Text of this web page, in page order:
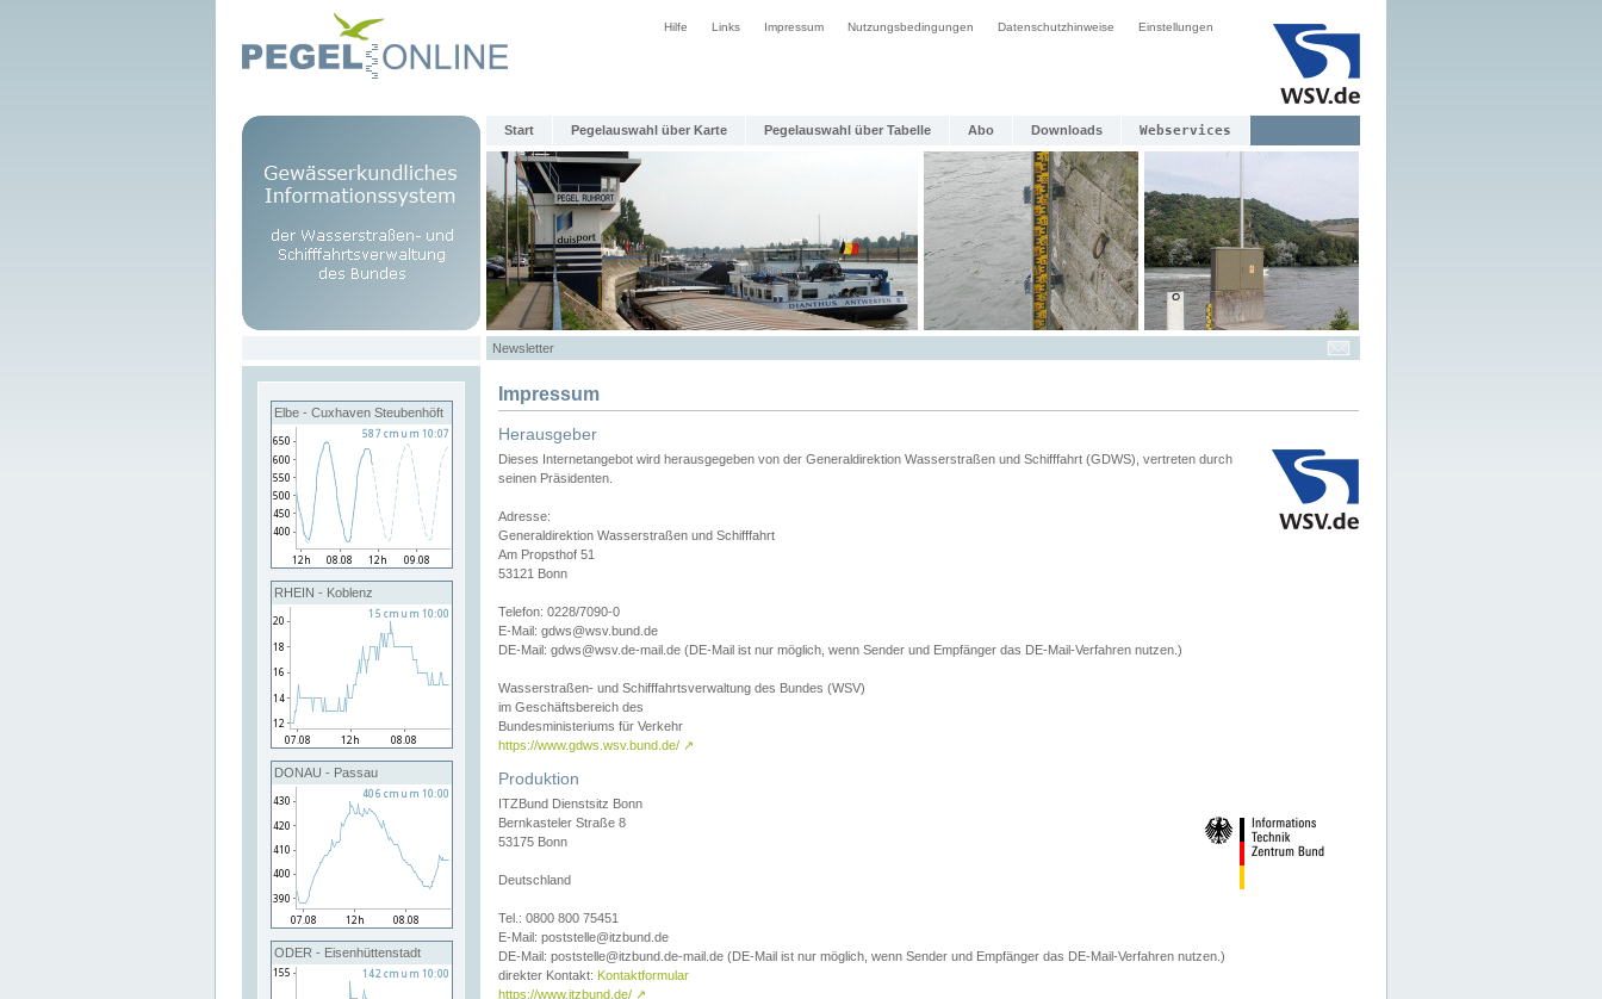
Hilfe Links Impressum Nutzungsbedingungen Datenschutzhinweise Einstellungen
Start Pegelauswahl über Karte Pegelauswahl über Tabelle Abo Downloads Webservices
Newsletter
Elbe - Cuxhaven Steubenhöft
RHEIN - Koblenz
DONAU - Passau
ODER - Eisenhüttenstadt
Impressum
Herausgeber
Dieses Internetangebot wird herausgegeben von der Generaldirektion Wasserstraßen und Schifffahrt (GDWS), vertreten durch
seinen Präsidenten.
Adresse:
Generaldirektion Wasserstraßen und Schifffahrt
Am Propsthof 51
53121 Bonn
Telefon: 0228/7090-0
E-Mail: gdws@wsv.bund.de
DE-Mail: gdws@wsv.de-mail.de (DE-Mail ist nur möglich, wenn Sender und Empfänger das DE-Mail-Verfahren nutzen.)
Wasserstraßen- und Schifffahrtsverwaltung des Bundes (WSV)
im Geschäftsbereich des
Bundesministeriums für Verkehr
https://www.gdws.wsv.bund.de/ ↗
Produktion
ITZBund Dienstsitz Bonn
Bernkasteler Straße 8
53175 Bonn
Deutschland
Tel.: 0800 800 75451
E-Mail: poststelle@itzbund.de
DE-Mail: poststelle@itzbund.de-mail.de (DE-Mail ist nur möglich, wenn Sender und Empfänger das DE-Mail-Verfahren nutzen.)
direkter Kontakt: Kontaktformular
https://www.itzbund.de/ ↗